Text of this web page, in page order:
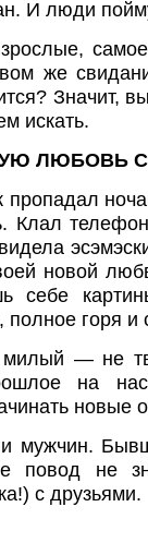
И люди
же
Значит,
искать.
ЛЮБОВЬ
Клал
новой
себе
горя и
— не
на
новые
и мужчин.
повод не
с друзьями.